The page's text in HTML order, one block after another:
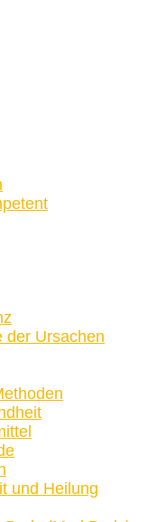
der Ursachen
und Heilung